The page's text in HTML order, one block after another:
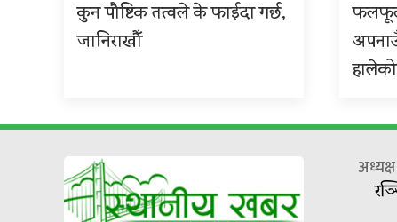
कुन पौष्टिक तत्वले के फाईदा गर्छ,
जानिराखौँ
फलफूल